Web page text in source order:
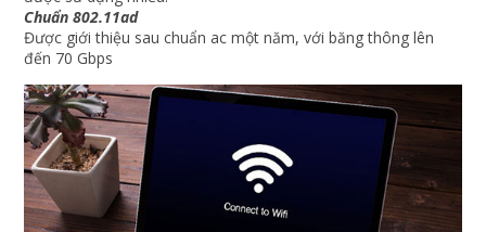
Chuẩn 802.11ad
Được giới thiệu sau chuẩn ac một năm, với băng thông lên
đến 70 Gbps